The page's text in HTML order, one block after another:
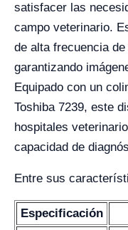
satisfacer las
campo veterinario.
de alta frecuencia
garantizando
Equipado con un
Toshiba 7239, este
hospitales
capacidad de
Entre sus
Especificación